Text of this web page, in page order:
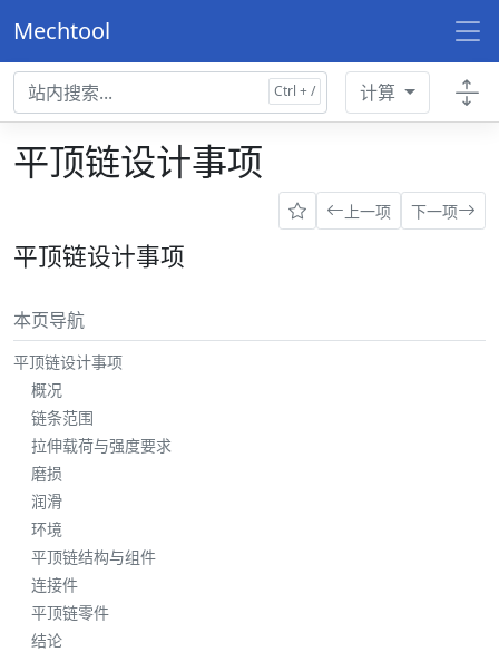
Mechtool
计算
平顶链设计事项
上一项 下一项
平顶链设计事项
本页导航
平顶链设计事项
概况
链条范围
拉伸载荷与强度要求
磨损
润滑
环境
平顶链结构与组件
连接件
平顶链零件
结论